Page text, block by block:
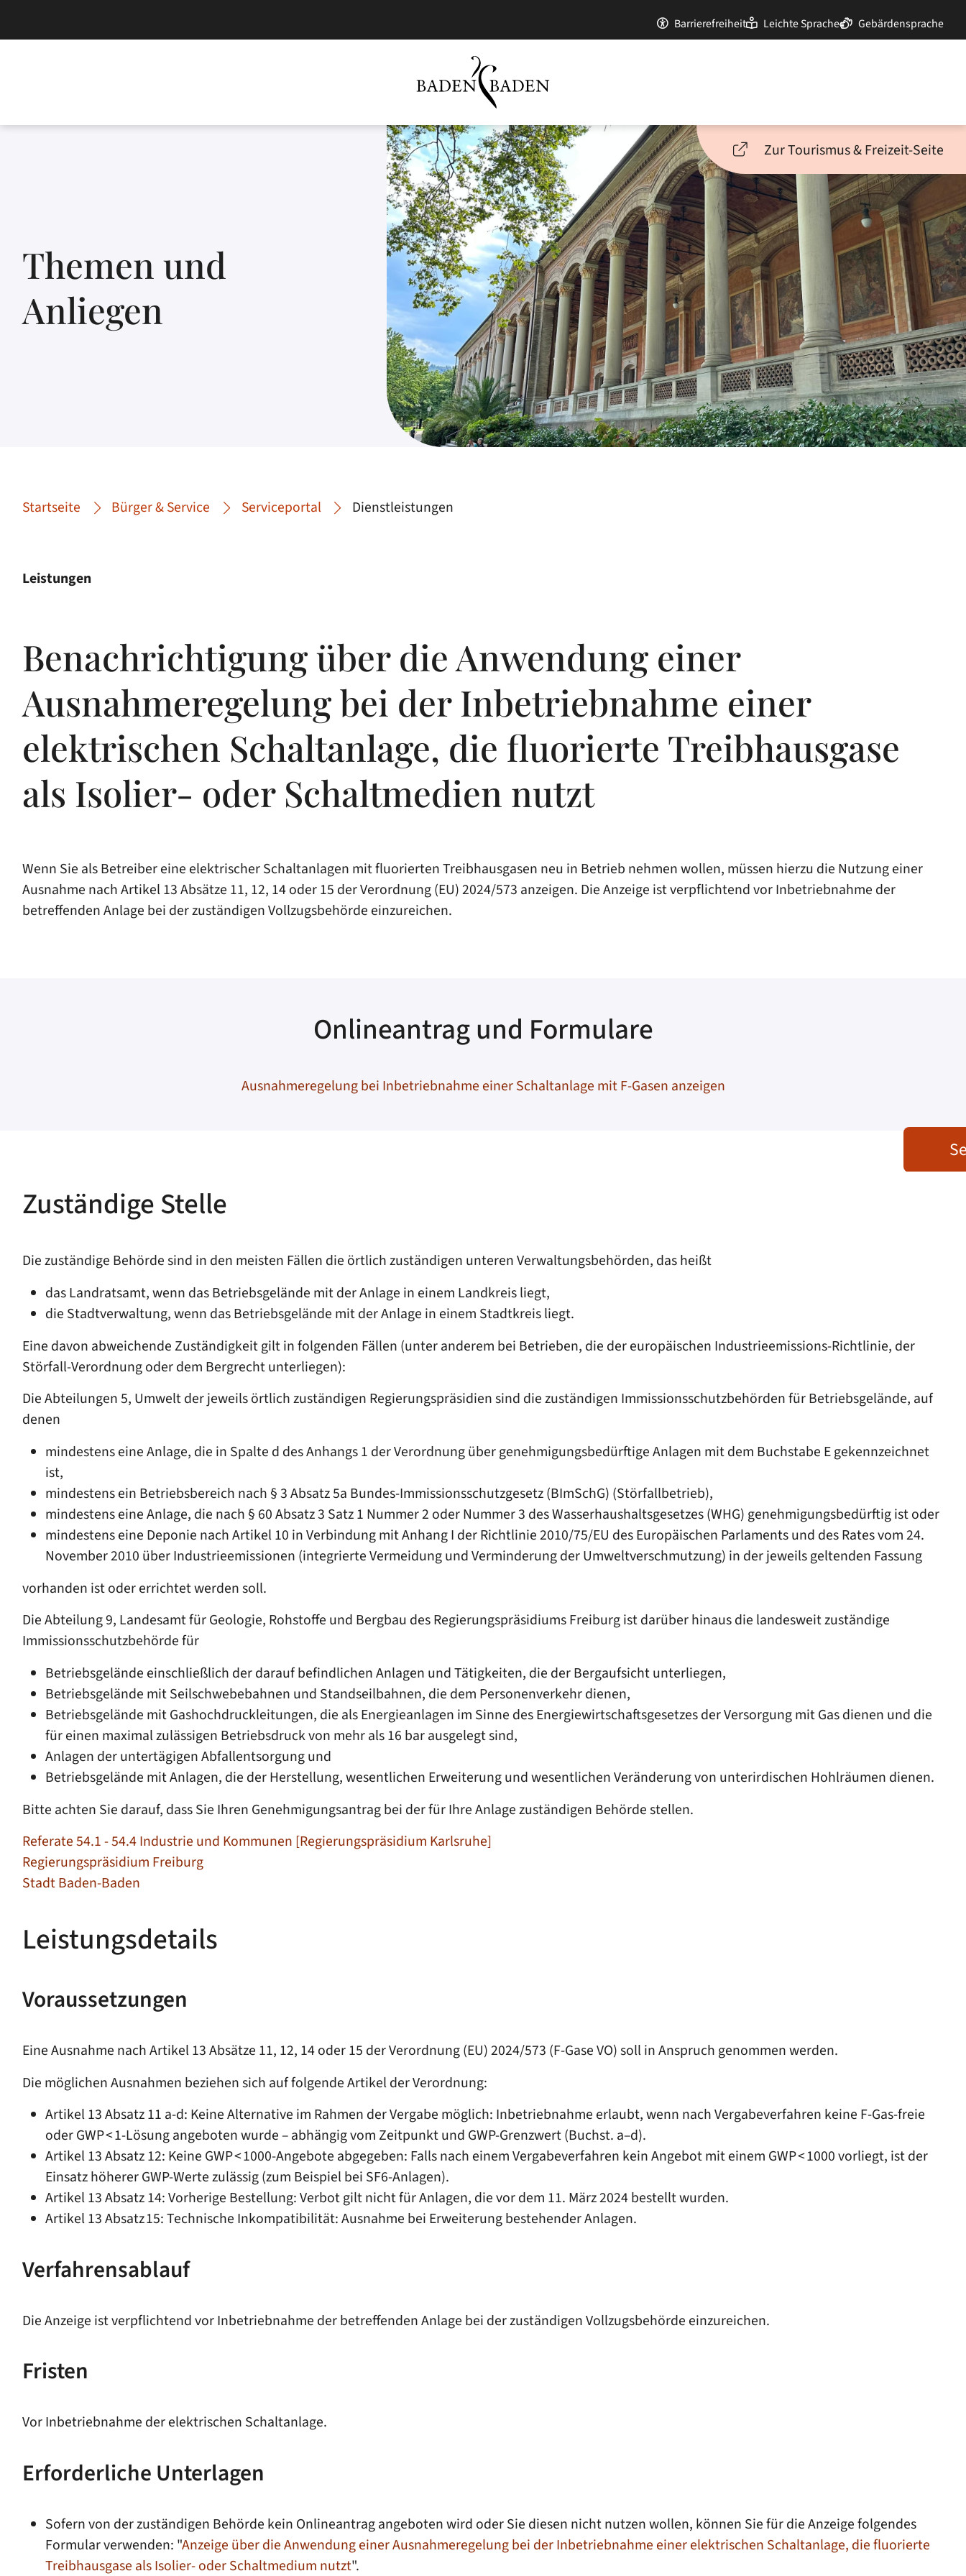
Barrierefreiheit Leichte Sprache Gebärdensprache
Zur Tourismus & Freizeit-Seite
Themen und
Anliegen
Startseite Bürger & Service Serviceportal Dienstleistungen
Leistungen
Benachrichtigung über die Anwendung einer
Ausnahmeregelung bei der Inbetriebnahme einer
elektrischen Schaltanlage, die fluorierte Treibhausgase
als Isolier- oder Schaltmedien nutzt
Wenn Sie als Betreiber eine elektrischer Schaltanlagen mit fluorierten Treibhausgasen neu in Betrieb nehmen wollen, müssen hierzu die Nutzung einer
Ausnahme nach Artikel 13 Absätze 11, 12, 14 oder 15 der Verordnung (EU) 2024/573 anzeigen. Die Anzeige ist verpflichtend vor Inbetriebnahme der
betreffenden Anlage bei der zuständigen Vollzugsbehörde einzureichen.
Onlineantrag und Formulare
Ausnahmeregelung bei Inbetriebnahme einer Schaltanlage mit F-Gasen anzeigen
Zuständige Stelle
Die zuständige Behörde sind in den meisten Fällen die örtlich zuständigen unteren Verwaltungsbehörden, das heißt
das Landratsamt, wenn das Betriebsgelände mit der Anlage in einem Landkreis liegt,
die Stadtverwaltung, wenn das Betriebsgelände mit der Anlage in einem Stadtkreis liegt.
Eine davon abweichende Zuständigkeit gilt in folgenden Fällen (unter anderem bei Betrieben, die der europäischen Industrieemissions-Richtlinie, der
Störfall-Verordnung oder dem Bergrecht unterliegen):
Die Abteilungen 5, Umwelt der jeweils örtlich zuständigen Regierungspräsidien sind die zuständigen Immissionsschutzbehörden für Betriebsgelände, auf
denen
mindestens eine Anlage, die in Spalte d des Anhangs 1 der Verordnung über genehmigungsbedürftige Anlagen mit dem Buchstabe E gekennzeichnet
ist,
mindestens ein Betriebsbereich nach § 3 Absatz 5a Bundes-Immissionsschutzgesetz (BImSchG) (Störfallbetrieb),
mindestens eine Anlage, die nach § 60 Absatz 3 Satz 1 Nummer 2 oder Nummer 3 des Wasserhaushaltsgesetzes (WHG) genehmigungsbedürftig ist oder
mindestens eine Deponie nach Artikel 10 in Verbindung mit Anhang I der Richtlinie 2010/75/EU des Europäischen Parlaments und des Rates vom 24.
November 2010 über Industrieemissionen (integrierte Vermeidung und Verminderung der Umweltverschmutzung) in der jeweils geltenden Fassung
vorhanden ist oder errichtet werden soll.
Die Abteilung 9, Landesamt für Geologie, Rohstoffe und Bergbau des Regierungspräsidiums Freiburg ist darüber hinaus die landesweit zuständige
Immissionsschutzbehörde für
Betriebsgelände einschließlich der darauf befindlichen Anlagen und Tätigkeiten, die der Bergaufsicht unterliegen,
Betriebsgelände mit Seilschwebebahnen und Standseilbahnen, die dem Personenverkehr dienen,
Betriebsgelände mit Gashochdruckleitungen, die als Energieanlagen im Sinne des Energiewirtschaftsgesetzes der Versorgung mit Gas dienen und die
für einen maximal zulässigen Betriebsdruck von mehr als 16 bar ausgelegt sind,
Anlagen der untertägigen Abfallentsorgung und
Betriebsgelände mit Anlagen, die der Herstellung, wesentlichen Erweiterung und wesentlichen Veränderung von unterirdischen Hohlräumen dienen.
Bitte achten Sie darauf, dass Sie Ihren Genehmigungsantrag bei der für Ihre Anlage zuständigen Behörde stellen.
Referate 54.1 - 54.4 Industrie und Kommunen [Regierungspräsidium Karlsruhe]
Regierungspräsidium Freiburg
Stadt Baden-Baden
Leistungsdetails
Voraussetzungen
Eine Ausnahme nach Artikel 13 Absätze 11, 12, 14 oder 15 der Verordnung (EU) 2024/573 (F-Gase VO) soll in Anspruch genommen werden.
Die möglichen Ausnahmen beziehen sich auf folgende Artikel der Verordnung:
Artikel 13 Absatz 11 a-d: Keine Alternative im Rahmen der Vergabe möglich: Inbetriebnahme erlaubt, wenn nach Vergabeverfahren keine F-Gas-freie
oder GWP < 1-Lösung angeboten wurde – abhängig vom Zeitpunkt und GWP-Grenzwert (Buchst. a–d).
Artikel 13 Absatz 12: Keine GWP < 1000-Angebote abgegeben: Falls nach einem Vergabeverfahren kein Angebot mit einem GWP < 1000 vorliegt, ist der
Einsatz höherer GWP-Werte zulässig (zum Beispiel bei SF6-Anlagen).
Artikel 13 Absatz 14: Vorherige Bestellung: Verbot gilt nicht für Anlagen, die vor dem 11. März 2024 bestellt wurden.
Artikel 13 Absatz 15: Technische Inkompatibilität: Ausnahme bei Erweiterung bestehender Anlagen.
Verfahrensablauf
Die Anzeige ist verpflichtend vor Inbetriebnahme der betreffenden Anlage bei der zuständigen Vollzugsbehörde einzureichen.
Fristen
Vor Inbetriebnahme der elektrischen Schaltanlage.
Erforderliche Unterlagen
Sofern von der zuständigen Behörde kein Onlineantrag angeboten wird oder Sie diesen nicht nutzen wollen, können Sie für die Anzeige folgendes
Formular verwenden: "Anzeige über die Anwendung einer Ausnahmeregelung bei der Inbetriebnahme einer elektrischen Schaltanlage, die fluorierte
Treibhausgase als Isolier- oder Schaltmedium nutzt".